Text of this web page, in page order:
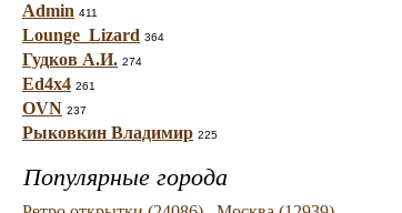
Admin 411
Lounge_Lizard 364
Гудков А.И. 274
Ed4x4 261
OVN 237
Рыковкин Владимир 225
Популярные города